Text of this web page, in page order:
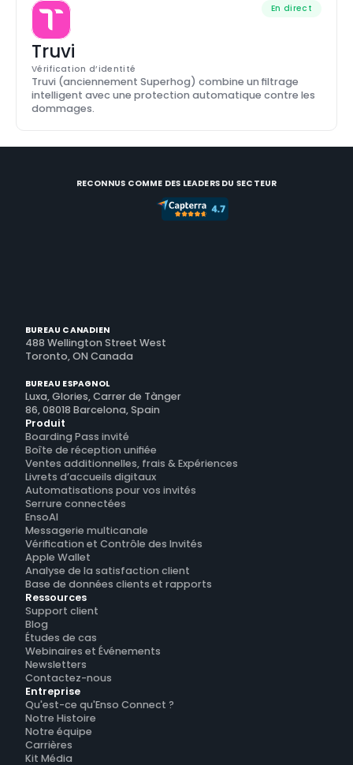
En direct
Truvi
Vérification d’identité
Truvi (anciennement Superhog) combine un filtrage
intelligent avec une protection automatique contre les
dommages.
RECONNUS COMME DES LEADERS DU SECTEUR
BUREAU CANADIEN
488 Wellington Street West
Toronto, ON Canada
BUREAU ESPAGNOL
Luxa, Glories, Carrer de Tànger
86, 08018 Barcelona, Spain
Produit
Boarding Pass invité
Boîte de réception unifiée
Ventes additionnelles, frais & Expériences
Livrets d’accueils digitaux
Automatisations pour vos invités
Serrure connectées
EnsoAI
Messagerie multicanale
Vérification et Contrôle des Invités
Apple Wallet
Analyse de la satisfaction client
Base de données clients et rapports
Ressources
Support client
Blog
Études de cas
Webinaires et Événements
Newsletters
Contactez-nous
Entreprise
Qu'est-ce qu'Enso Connect ?
Notre Histoire
Notre équipe
Carrières
Kit Média